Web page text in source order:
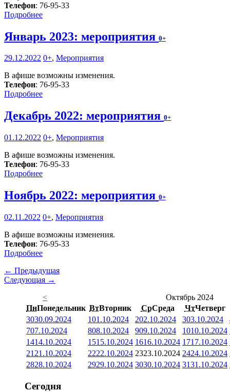
Телефон: 76-95-33
Подробнее
Январь 2023: мероприятия 0+
29.12.2022 0+, Мероприятия
В афише возможны изменения.
Телефон: 76-95-33
Подробнее
Декабрь 2022: мероприятия 0+
01.12.2022 0+, Мероприятия
В афише возможны изменения.
Телефон: 76-95-33
Подробнее
Ноябрь 2022: мероприятия 0+
02.11.2022 0+, Мероприятия
В афише возможны изменения.
Телефон: 76-95-33
Подробнее
← Предыдущая
Следующая →
<
Октябрь 2024
ПнПонедельник ВтВторник СрСреда ЧтЧетверг
3030.09.2024 101.10.2024 202.10.2024 303.10.2024
707.10.2024 808.10.2024 909.10.2024 1010.10.2024
1414.10.2024 1515.10.2024 1616.10.2024 1717.10.2024
21 21.10.2024 2222.10.2024 2323.10.2024 2424.10.2024
2828.10.2024 2929.10.2024 3030.10.2024 3131.10.2024
Сегодня